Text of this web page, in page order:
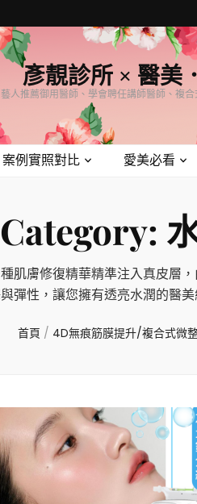
彥靚診所 × 醫美
藝人推薦御用醫師、學會聘任講師醫師、複
案例實照對比 愛美必看
Category:
肌膚修復精華精準注入真皮層
彈性，讓您擁有透亮水潤的醫
首頁 / 4D無痕筋膜提升/複合式微